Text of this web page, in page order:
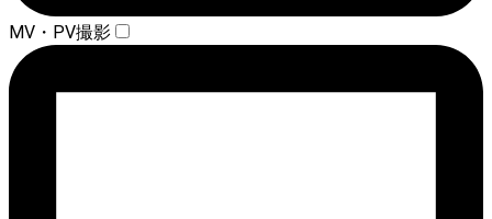
MV・PV撮影